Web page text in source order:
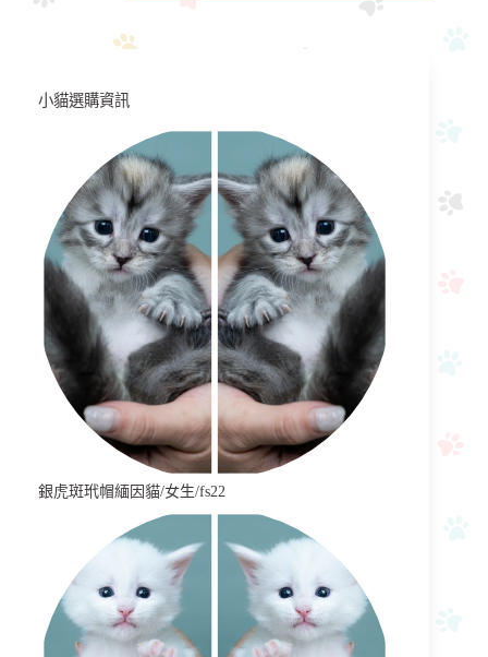
小貓選購資訊
銀虎斑玳帽緬因貓/女生/fs22